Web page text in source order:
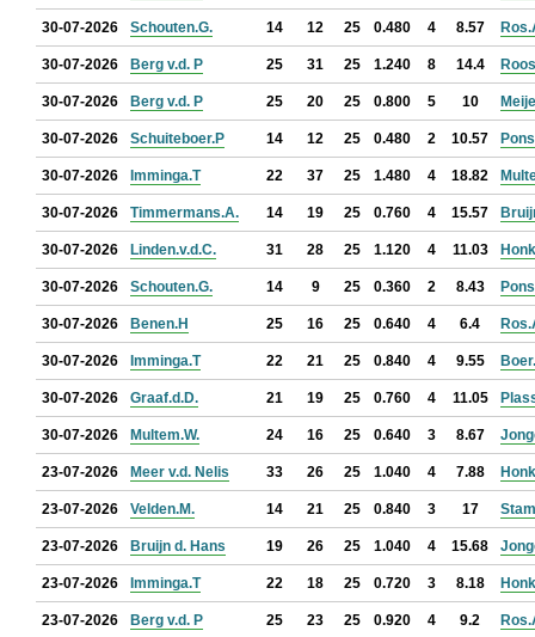
30-07-2026 Schouten.G. 14 12 25 0.480 4 8.57
30-07-2026 Berg v.d. P 25 31 25 1.240 8 14.4
30-07-2026 Berg v.d. P 25 20 25 0.800 5 10
30-07-2026 Schuiteboer.P 14 12 25 0.480 2 10.57
30-07-2026 Imminga.T 22 37 25 1.480 4 18.82
30-07-2026 Timmermans.A. 14 19 25 0.760 4 15.57
30-07-2026 Linden.v.d.C. 31 28 25 1.120 4 11.03
30-07-2026 Schouten.G. 14 9 25 0.360 2 8.43
30-07-2026 Benen.H 25 16 25 0.640 4 6.4
30-07-2026 Imminga.T 22 21 25 0.840 4 9.55
30-07-2026 Graaf.d.D. 21 19 25 0.760 4 11.05
30-07-2026 Multem.W. 24 16 25 0.640 3 8.67
23-07-2026 Meer v.d. Nelis 33 26 25 1.040 4 7.88
23-07-2026 Velden.M. 14 21 25 0.840 3 17
23-07-2026 Bruijn d. Hans 19 26 25 1.040 4 15.68
23-07-2026 Imminga.T 22 18 25 0.720 3 8.18
23-07-2026 Berg v.d. P 25 23 25 0.920 4 9.2